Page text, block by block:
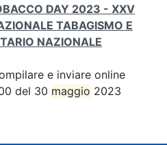
DAY 2023 - XXV
TABAGISMO E
NAZIONALE
e inviare online
del 30 maggio 2023